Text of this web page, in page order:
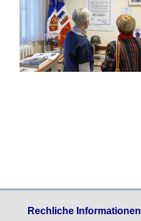
Rechliche Informationen